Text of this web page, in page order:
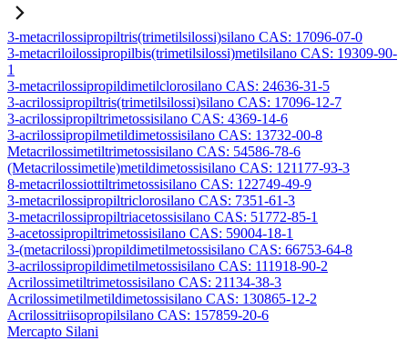
3-metacrilossipropiltris(trimetilsilossi)silano CAS: 17096-07-0
3-metacriloilossipropilbis(trimetilsilossi)metilsilano CAS: 19309-90-
1
3-metacrilossipropildimetilclorosilano CAS: 24636-31-5
3-acrilossipropiltris(trimetilsilossi)silano CAS: 17096-12-7
3-acrilossipropiltrimetossisilano CAS: 4369-14-6
3-acrilossipropilmetildimetossisilano CAS: 13732-00-8
Metacrilossimetiltrimetossisilano CAS: 54586-78-6
(Metacrilossimetile)metildimetossisilano CAS: 121177-93-3
8-metacrilossiottiltrimetossisilano CAS: 122749-49-9
3-metacrilossipropiltriclorosilano CAS: 7351-61-3
3-metacrilossipropiltriacetossisilano CAS: 51772-85-1
3-acetossipropiltrimetossisilano CAS: 59004-18-1
3-(metacrilossi)propildimetilmetossisilano CAS: 66753-64-8
3-acrilossipropildimetilmetossisilano CAS: 111918-90-2
Acrilossimetiltrimetossisilano CAS: 21134-38-3
Acrilossimetilmetildimetossisilano CAS: 130865-12-2
Acrilossitriisopropilsilano CAS: 157859-20-6
Mercapto Silani